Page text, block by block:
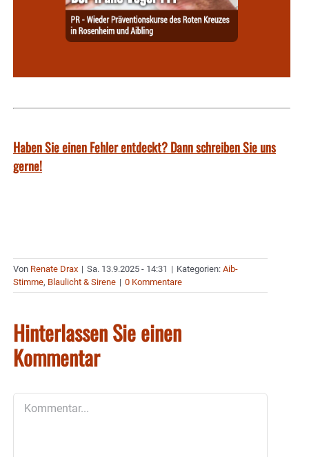
Haben Sie einen Fehler entdeckt? Dann schreiben Sie uns
gerne!
Von Renate Drax | Sa. 13.9.2025 - 14:31 | Kategorien: Aib-
Stimme, Blaulicht & Sirene | 0 Kommentare
Hinterlassen Sie einen
Kommentar